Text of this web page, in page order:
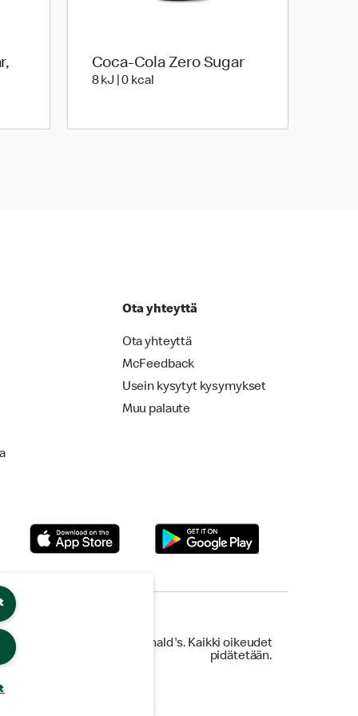
Coca-Cola Zero Sugar
8 kJ | 0 kcal
Ota yhteyttä
Ota yhteyttä
McFeedback
Usein kysytyt kysymykset
Muu palaute
© 2026 McDonald's. Kaikki oikeudet
pidätetään.